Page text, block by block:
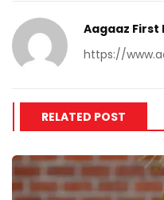
Aagaaz First
https://
RELATED POST